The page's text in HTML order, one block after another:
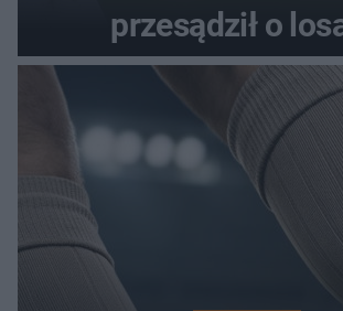
przesądził o
spotkania?